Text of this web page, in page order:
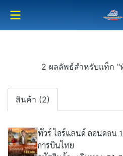
2 ผลลัพธ์สำหรับแท็ก "
สินค้า (2)
ทัวร์ ไอร์แลนด์ ลอนดอน
การบินไทย